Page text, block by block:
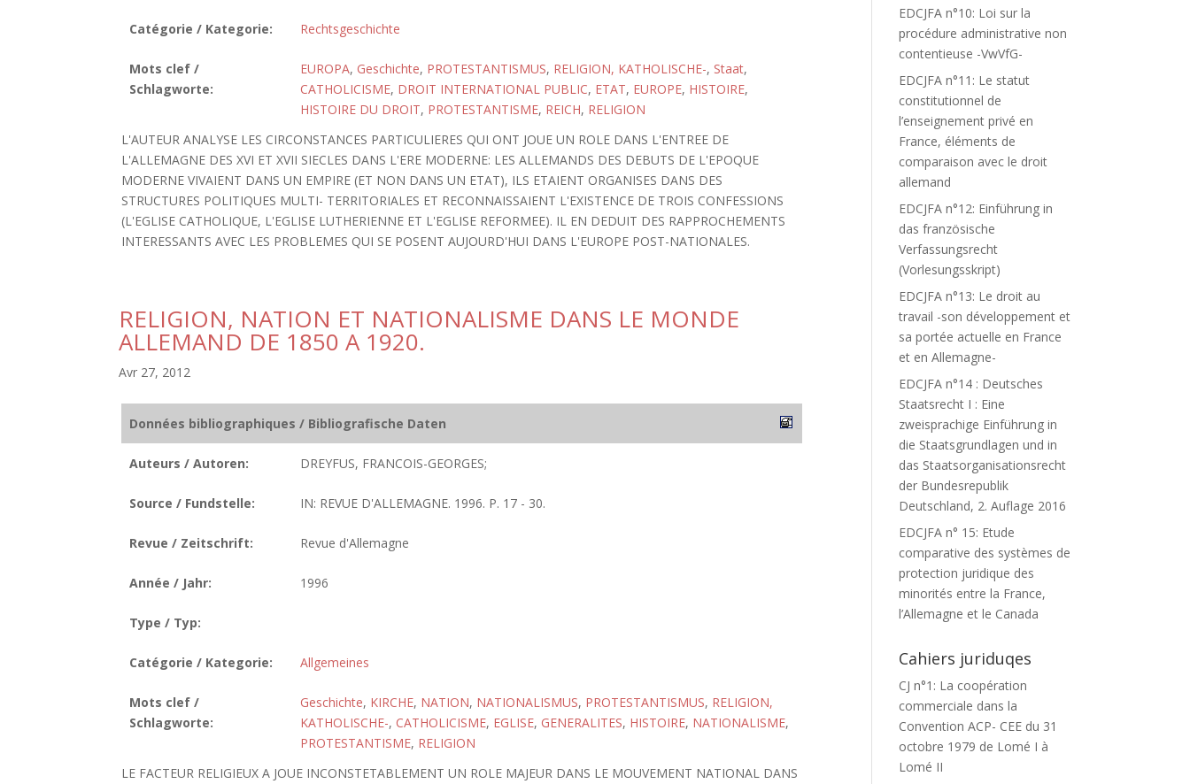
Catégorie / Kategorie: Rechtsgeschichte
Mots clef /
Schlagworte:
EUROPA, Geschichte, PROTESTANTISMUS, RELIGION, KATHOLISCHE-, Staat,
CATHOLICISME, DROIT INTERNATIONAL PUBLIC, ETAT, EUROPE, HISTOIRE,
HISTOIRE DU DROIT, PROTESTANTISME, REICH, RELIGION
L'AUTEUR ANALYSE LES CIRCONSTANCES PARTICULIERES QUI ONT JOUE UN ROLE DANS L'ENTREE DE
L'ALLEMAGNE DES XVI ET XVII SIECLES DANS L'ERE MODERNE: LES ALLEMANDS DES DEBUTS DE L'EPOQUE
MODERNE VIVAIENT DANS UN EMPIRE (ET NON DANS UN ETAT), ILS ETAIENT ORGANISES DANS DES
STRUCTURES POLITIQUES MULTI- TERRITORIALES ET RECONNAISSAIENT L'EXISTENCE DE TROIS CONFESSIONS
(L'EGLISE CATHOLIQUE, L'EGLISE LUTHERIENNE ET L'EGLISE REFORMEE). IL EN DEDUIT DES RAPPROCHEMENTS
INTERESSANTS AVEC LES PROBLEMES QUI SE POSENT AUJOURD'HUI DANS L'EUROPE POST-NATIONALES.
RELIGION, NATION ET NATIONALISME DANS LE MONDE
ALLEMAND DE 1850 A 1920.
Avr 27, 2012
Données bibliographiques / Bibliografische Daten
Auteurs / Autoren: DREYFUS, FRANCOIS-GEORGES;
Source / Fundstelle: IN: REVUE D'ALLEMAGNE. 1996. P. 17 - 30.
Revue / Zeitschrift: Revue d'Allemagne
Année / Jahr: 1996
Type / Typ:
Catégorie / Kategorie: Allgemeines
Mots clef /
Schlagworte:
Geschichte, KIRCHE, NATION, NATIONALISMUS, PROTESTANTISMUS, RELIGION,
KATHOLISCHE-, CATHOLICISME, EGLISE, GENERALITES, HISTOIRE, NATIONALISME,
PROTESTANTISME, RELIGION
LE FACTEUR RELIGIEUX A JOUE INCONSTETABLEMENT UN ROLE MAJEUR DANS LE MOUVEMENT NATIONAL DANS
EDCJFA n°10: Loi sur la
procédure administrative non
contentieuse -VwVfG-
EDCJFA n°11: Le statut
constitutionnel de
l’enseignement privé en
France, éléments de
comparaison avec le droit
allemand
EDCJFA n°12: Einführung in
das französische
Verfassungsrecht
(Vorlesungsskript)
EDCJFA n°13: Le droit au
travail -son développement et
sa portée actuelle en France
et en Allemagne-
EDCJFA n°14 : Deutsches
Staatsrecht I : Eine
zweisprachige Einführung in
die Staatsgrundlagen und in
das Staatsorganisationsrecht
der Bundesrepublik
Deutschland, 2. Auflage 2016
EDCJFA n° 15: Etude
comparative des systèmes de
protection juridique des
minorités entre la France,
l’Allemagne et le Canada
Cahiers juriduqes
CJ n°1: La coopération
commerciale dans la
Convention ACP- CEE du 31
octobre 1979 de Lomé I à
Lomé II